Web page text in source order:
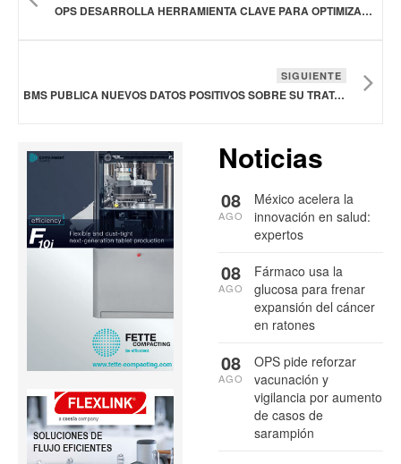
OPS DESARROLLA HERRAMIENTA CLAVE PARA OPTIMIZAR LA GESTIÓN DE OXÍGENO EN INSTALACIONES DE SALUD
SIGUIENTE
BMS PUBLICA NUEVOS DATOS POSITIVOS SOBRE SU TRATAMIENTO PARA FORMAS RECURRENTES DE ESCLEROSIS MÚLTIPLE
Noticias
México acelera la
innovación en salud:
expertos
08
AGO
Fármaco usa la
glucosa para frenar
expansión del cáncer
en ratones
08
AGO
OPS pide reforzar
vacunación y
vigilancia por aumento
de casos de
sarampión
08
AGO